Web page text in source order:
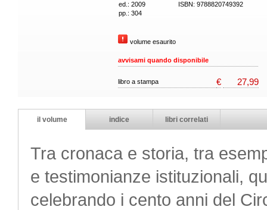
ed.: 2009
ISBN: 9788820749392
pp.: 304
volume esaurito
avvisami quando disponibile
libro a stampa € 27,99
il volume indice libri correlati
Tra cronaca e storia, tra
e testimonianze istituzionali,
celebrando i cento anni del